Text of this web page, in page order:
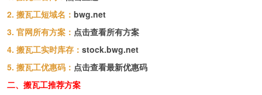
2. 搬瓦工短域名： bwg.net
3. 官网所有方案： 点击查看所有方案
4. 搬瓦工实时库存： stock.bwg.net
5. 搬瓦工优惠码： 点击查看最新优惠码
二、搬瓦工推荐方案